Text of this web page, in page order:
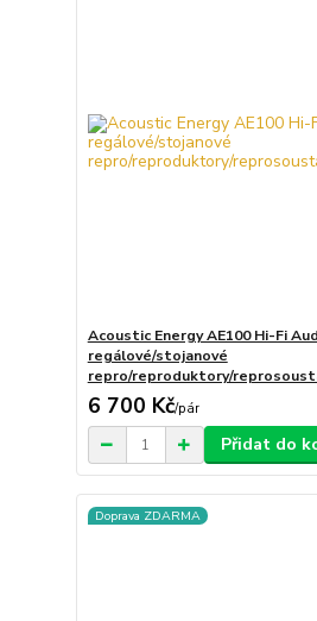
Acoustic Energy AE100 Hi-Fi
regálové/stojanové
repro/reproduktory/
6 700 Kč/pár
Přidat do
Doprava ZDARMA